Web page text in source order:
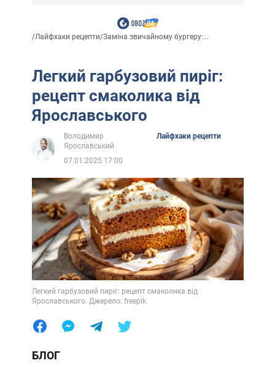
/Лайфхаки рецепти/Заміна звичайному бургеру:...
Легкий гарбузовий пиріг:
рецепт смаколика від
Ярославського
Володимир
Ярославський
Лайфхаки рецепти
07.01.2025 17:00
Легкий гарбузовий пиріг: рецепт смаколика від
Ярославського. Джерело: freepik
БЛОГ